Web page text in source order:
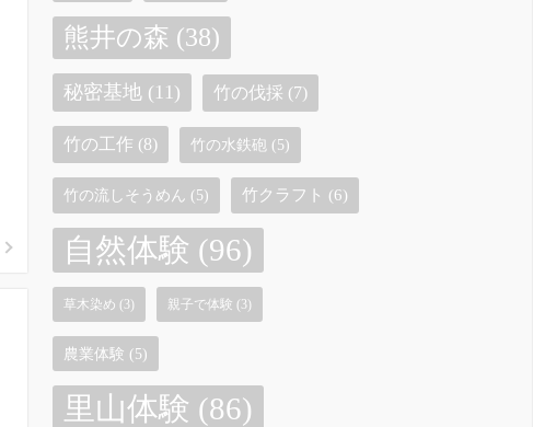
熊井の森 (38)
秘密基地 (11) 竹の伐採 (7)
竹の工作 (8) 竹の水鉄砲 (5)
竹の流しそうめん (5) 竹クラフト (6)
自然体験 (96)
草木染め (3) 親子で体験 (3)
農業体験 (5)
里山体験 (86)